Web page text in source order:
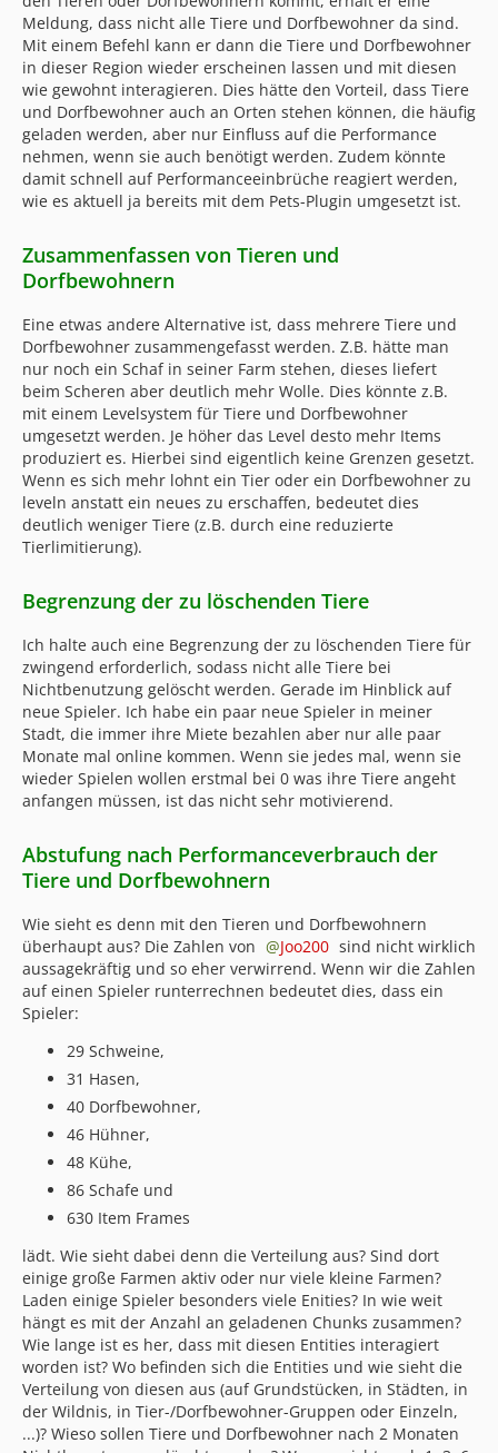
Meldung, dass nicht alle Tiere und Dorfbewohner da sind.
Mit einem Befehl kann er dann die Tiere und Dorfbewohner
in dieser Region wieder erscheinen lassen und mit diesen
wie gewohnt interagieren. Dies hätte den Vorteil, dass Tiere
und Dorfbewohner auch an Orten stehen können, die häufig
geladen werden, aber nur Einfluss auf die Performance
nehmen, wenn sie auch benötigt werden. Zudem könnte
damit schnell auf Performanceeinbrüche reagiert werden,
wie es aktuell ja bereits mit dem Pets-Plugin umgesetzt ist.
Zusammenfassen von Tieren und
Dorfbewohnern
Eine etwas andere Alternative ist, dass mehrere Tiere und
Dorfbewohner zusammengefasst werden. Z.B. hätte man
nur noch ein Schaf in seiner Farm stehen, dieses liefert
beim Scheren aber deutlich mehr Wolle. Dies könnte z.B.
mit einem Levelsystem für Tiere und Dorfbewohner
umgesetzt werden. Je höher das Level desto mehr Items
produziert es. Hierbei sind eigentlich keine Grenzen gesetzt.
Wenn es sich mehr lohnt ein Tier oder ein Dorfbewohner zu
leveln anstatt ein neues zu erschaffen, bedeutet dies
deutlich weniger Tiere (z.B. durch eine reduzierte
Tierlimitierung).
Begrenzung der zu löschenden Tiere
Ich halte auch eine Begrenzung der zu löschenden Tiere für
zwingend erforderlich, sodass nicht alle Tiere bei
Nichtbenutzung gelöscht werden. Gerade im Hinblick auf
neue Spieler. Ich habe ein paar neue Spieler in meiner
Stadt, die immer ihre Miete bezahlen aber nur alle paar
Monate mal online kommen. Wenn sie jedes mal, wenn sie
wieder Spielen wollen erstmal bei 0 was ihre Tiere angeht
anfangen müssen, ist das nicht sehr motivierend.
Abstufung nach Performanceverbrauch der
Tiere und Dorfbewohnern
Wie sieht es denn mit den Tieren und Dorfbewohnern
überhaupt aus? Die Zahlen von
Joo200 sind nicht wirklich
aussagekräftig und so eher verwirrend. Wenn wir die Zahlen
auf einen Spieler runterrechnen bedeutet dies, dass ein
Spieler:
29 Schweine,
31 Hasen,
40 Dorfbewohner,
46 Hühner,
48 Kühe,
86 Schafe und
630 Item Frames
lädt. Wie sieht dabei denn die Verteilung aus? Sind dort
einige große Farmen aktiv oder nur viele kleine Farmen?
Laden einige Spieler besonders viele Enities? In wie weit
hängt es mit der Anzahl an geladenen Chunks zusammen?
Wie lange ist es her, dass mit diesen Entities interagiert
worden ist? Wo befinden sich die Entities und wie sieht die
Verteilung von diesen aus (auf Grundstücken, in Städten, in
der Wildnis, in Tier-/Dorfbewohner-Gruppen oder Einzeln,
...)? Wieso sollen Tiere und Dorfbewohner nach 2 Monaten